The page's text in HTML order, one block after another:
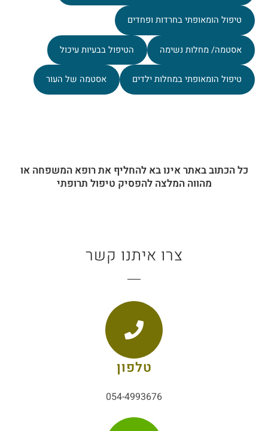
טיפול הומאופתי בחרדות ופחדים
אסטמה/ מחלות נשימה הטיפול בבעיות עיכול
טיפול הומאופתי במחלות ילדים אסטמה של העור
כל הכתוב באתר אינו בא להחליף את רופא המשפחה או
מהווה המלצה להפסיק טיפול תרופתי
צרו איתנו קשר
טלפון
054-4993676